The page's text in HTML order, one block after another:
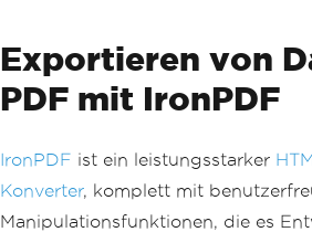
Exportieren von
PDF mit IronPDF
IronPDF ist ein leistungsstarker
Konverter, komplett mit
Manipulationsfunktionen, die es